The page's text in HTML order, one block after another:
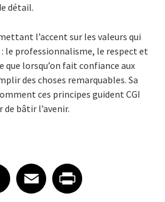
détail.
l’accent sur les valeurs qui
: le professionnalisme, le respect et
lorsqu’on fait confiance aux
des choses remarquables. Sa
ces principes guident CGI
de bâtir l’avenir.
on Facebook
Facebook
Share article on Email
EmailShare article on Print